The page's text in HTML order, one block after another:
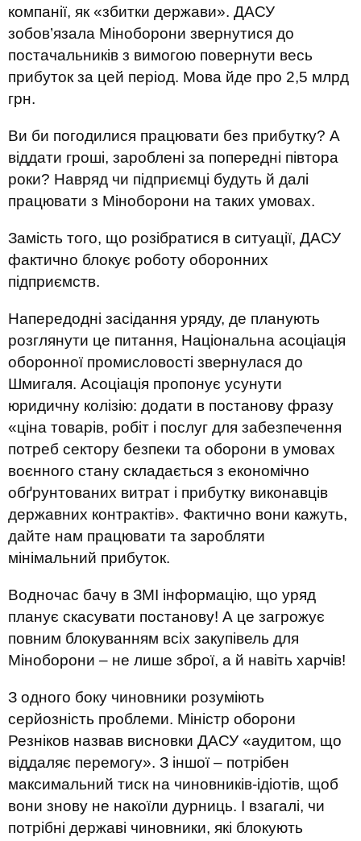
компанії, як «збитки держави». ДАСУ
зобов’язала Міноборони звернутися до
постачальників з вимогою повернути весь
прибуток за цей період. Мова йде про 2,5 млрд
грн.
Ви би погодилися працювати без прибутку? А
віддати гроші, зароблені за попередні півтора
роки? Навряд чи підприємці будуть й далі
працювати з Міноборони на таких умовах.
Замість того, що розібратися в ситуації, ДАСУ
фактично блокує роботу оборонних
підприємств.
Напередодні засідання уряду, де планують
розглянути це питання, Національна асоціація
оборонної промисловості звернулася до
Шмигаля. Асоціація пропонує усунути
юридичну колізію: додати в постанову фразу
«ціна товарів, робіт і послуг для забезпечення
потреб сектору безпеки та оборони в умовах
воєнного стану складається з економічно
обґрунтованих витрат і прибутку виконавців
державних контрактів». Фактично вони кажуть,
дайте нам працювати та заробляти
мінімальний прибуток.
Водночас бачу в ЗМІ інформацію, що уряд
планує скасувати постанову! А це загрожує
повним блокуванням всіх закупівель для
Міноборони – не лише зброї, а й навіть харчів!
З одного боку чиновники розуміють
серйозність проблеми. Міністр оборони
Резніков назвав висновки ДАСУ «аудитом, що
віддаляє перемогу». З іншої – потрібен
максимальний тиск на чиновників-ідіотів, щоб
вони знову не накоїли дурниць. І взагалі, чи
потрібні державі чиновники, які блокують